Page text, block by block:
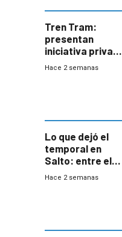
Tren Tram:
presentan
iniciativa privada
para una red de
Hace 2 semanas
Lo que dejó el
temporal en
Salto: entre el
impacto
Hace 2 semanas